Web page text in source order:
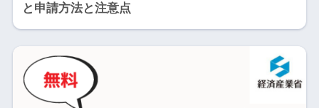
と申請方法と注意点